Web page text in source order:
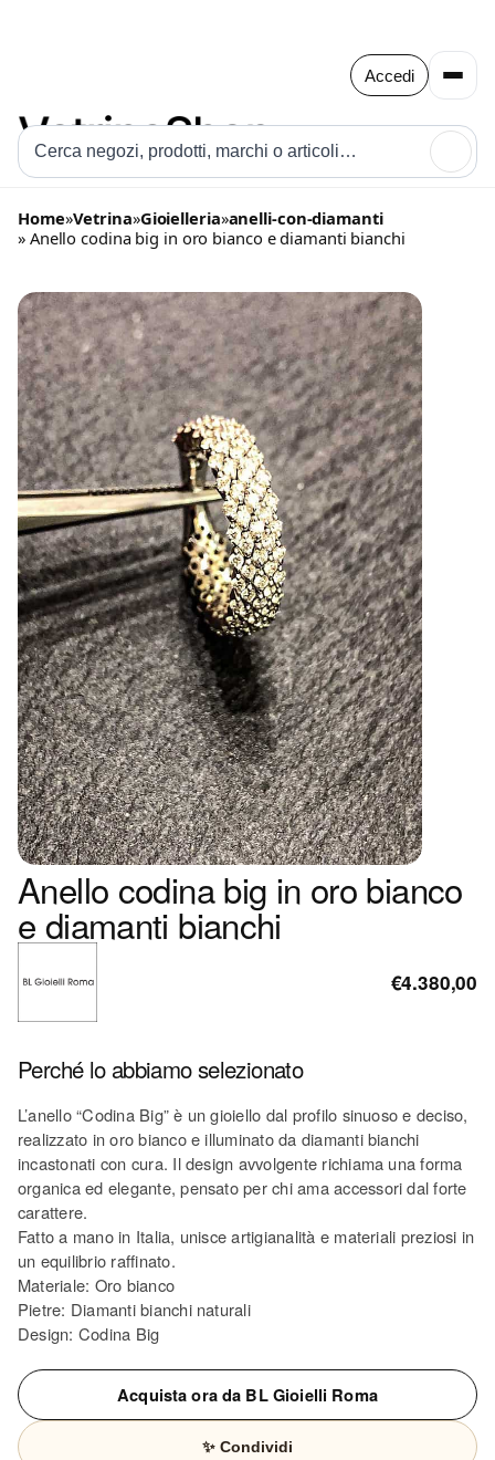
Accedi
Home»Vetrina»Gioielleria»anelli-con-diamanti
» Anello codina big in oro bianco e diamanti bianchi
Anello codina big in oro bianco
e diamanti bianchi
€4.380,00
Perché lo abbiamo selezionato
L’anello “Codina Big” è un gioiello dal profilo sinuoso e deciso,
realizzato in oro bianco e illuminato da diamanti bianchi
incastonati con cura. Il design avvolgente richiama una forma
organica ed elegante, pensato per chi ama accessori dal forte
carattere.
Fatto a mano in Italia, unisce artigianalità e materiali preziosi in
un equilibrio raffinato.
Materiale: Oro bianco
Pietre: Diamanti bianchi naturali
Design: Codina Big
Acquista ora da BL Gioielli Roma
✨ Condividi